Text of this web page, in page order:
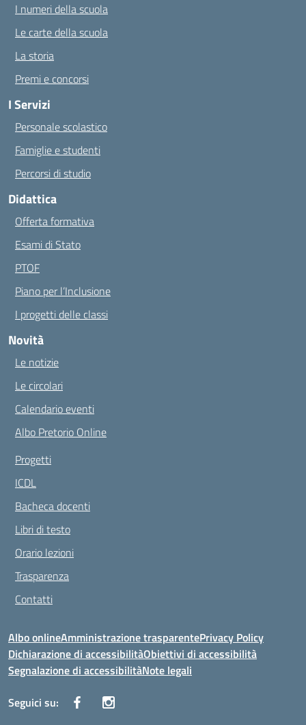
I numeri della scuola
Le carte della scuola
La storia
Premi e concorsi
I Servizi
Personale scolastico
Famiglie e studenti
Percorsi di studio
Didattica
Offerta formativa
Esami di Stato
PTOF
Piano per l’Inclusione
I progetti delle classi
Novità
Le notizie
Le circolari
Calendario eventi
Albo Pretorio Online
Progetti
ICDL
Bacheca docenti
Libri di testo
Orario lezioni
Trasparenza
Contatti
Albo onlineAmministrazione trasparentePrivacy Policy
Dichiarazione di accessibilitàObiettivi di accessibilità
Segnalazione di accessibilitàNote legali
Seguici su: